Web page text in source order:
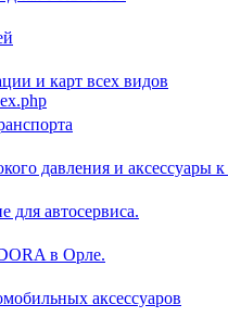
и карт всех видов
давления и аксессуары
автосервиса.
в Орле.
аксессуаров